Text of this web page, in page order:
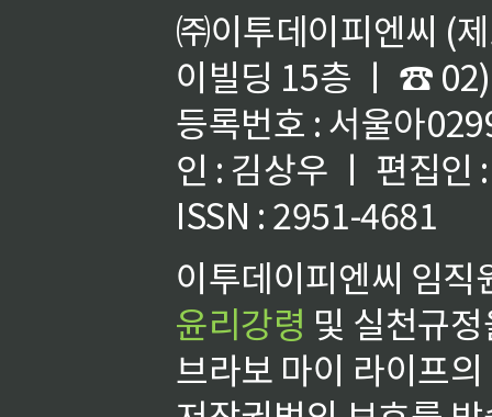
㈜이투데이피엔씨 (
이빌딩 15층 ㅣ ☎
등록번호 : 서울아
인 : 김상우 ㅣ 편집인
ISSN : 2951-4681
이투데이피엔씨 임
윤리강령 및 실천규
브라보 마이 라이프